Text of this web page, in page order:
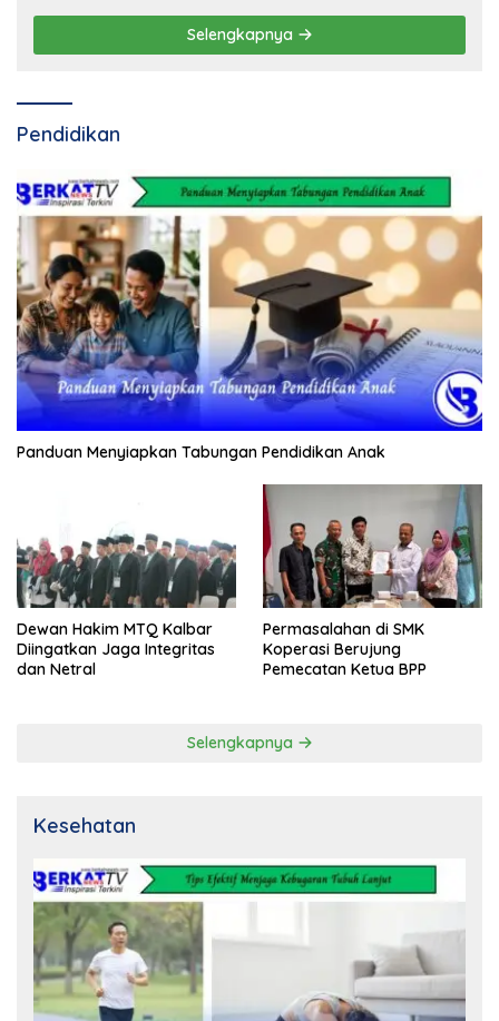
Selengkapnya
Pendidikan
Panduan Menyiapkan Tabungan Pendidikan Anak
Dewan Hakim MTQ Kalbar
Diingatkan Jaga Integritas
dan Netral
Permasalahan di SMK
Koperasi Berujung
Pemecatan Ketua BPP
Selengkapnya
Kesehatan